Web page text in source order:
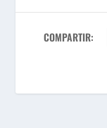
COMPARTIR: